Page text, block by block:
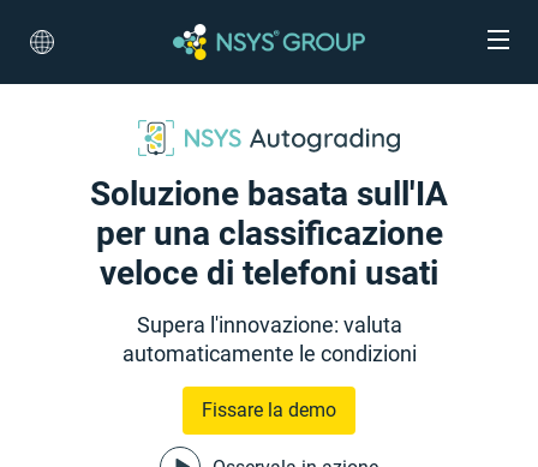
Soluzione basata sull'IA
per una classificazione
veloce di telefoni usati
Supera l'innovazione: valuta
automaticamente le condizioni
Fissare la demo